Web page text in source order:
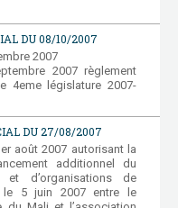
DU 08/10/2007
2007
2007 règlement
4eme législature 2007-
DU 27/08/2007
août 2007 autorisant la
additionnel du
d’organisations de
le 5 juin 2007 entre le